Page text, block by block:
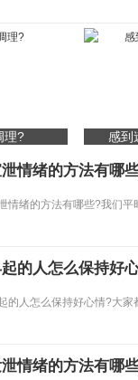
理? 感到
情绪的方法有哪
情绪的方法有哪些?我们平
的人怎么保持好
的人怎么保持好心情?大家
情绪的方法有哪